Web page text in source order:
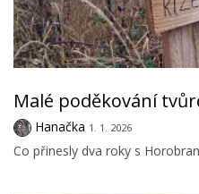
Malé poděkování
Hanačka 1. 1. 2026
Co přinesly dva roky s